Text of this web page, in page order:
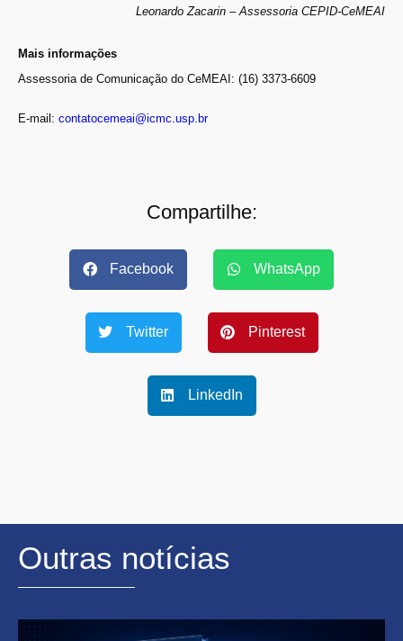
Leonardo Zacarin – Assessoria CEPID-CeMEAI
Mais informações
Assessoria de Comunicação do CeMEAI: (16) 3373-6609
E-mail: contatocemeai@icmc.usp.br
Compartilhe:
Facebook WhatsApp
Twitter Pinterest
LinkedIn
Outras notícias